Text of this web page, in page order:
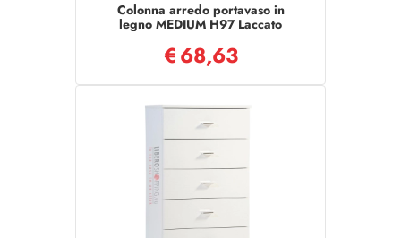
Colonna arredo portavaso in
legno MEDIUM H97 Laccato
€68,63